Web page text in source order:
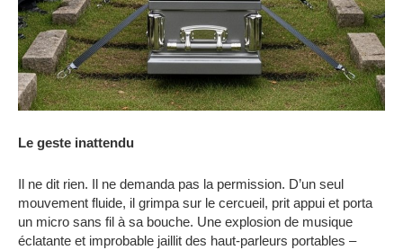
Le geste inattendu
Il ne dit rien. Il ne demanda pas la permission. D’un seul
mouvement fluide, il grimpa sur le cercueil, prit appui et porta
un micro sans fil à sa bouche. Une explosion de musique
éclatante et improbable jaillit des haut-parleurs portables –